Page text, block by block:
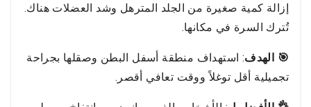
إزالة كمية صغيرة من الجلد المترهل وشد العضلات هناك.
تُترك السرة في مكانها.
🎯 الهدف: استهداف منطقة أسفل البطن وصقلها بجراحة
تجميلية أقل توغلاً ووقت تعافي أقصر.